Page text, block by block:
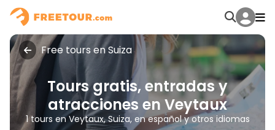
Free tours en Suiza
Tours gratis, entradas y
atracciones en Veytaux
1 tours en Veytaux, Suiza, en español y otros idiomas